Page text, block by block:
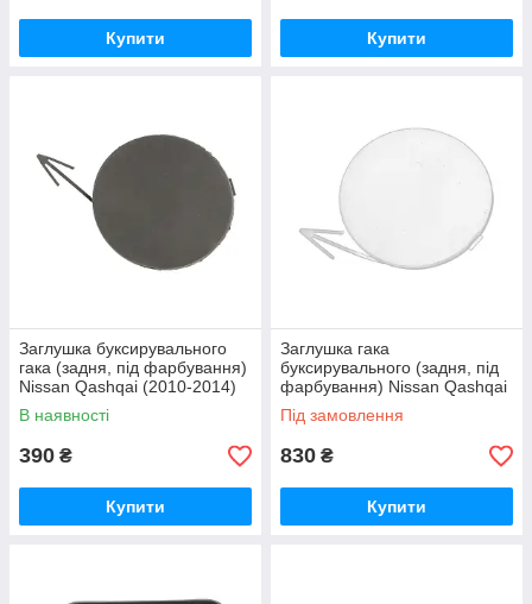
Купити Купити
Заглушка буксирувального
гака (задня, під фарбування)
Nissan Qashqai (2010-2014)
Blic
В наявності
390 ₴
Купити
Заглушка гака
буксирувального (задня, під
фарбування) Nissan Qashqai
(2010-2014) OE
Під замовлення
830 ₴
Купити